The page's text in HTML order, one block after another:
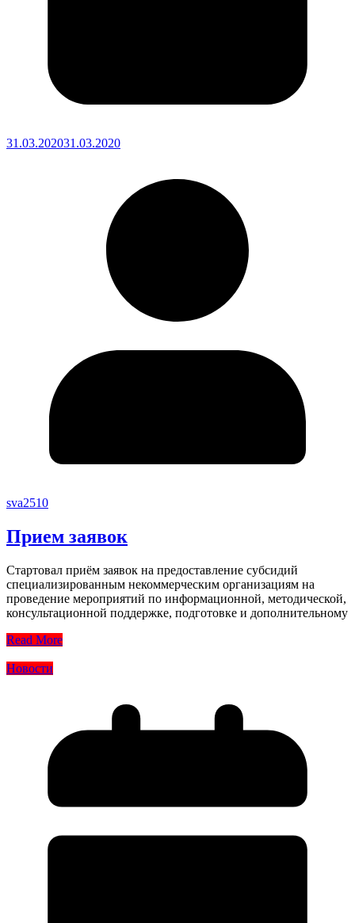
31.03.202031.03.2020
sva2510
Прием заявок
Стартовал приём заявок на предоставление субсидий
специализированным некоммерческим организациям на
проведение мероприятий по информационной, методической,
консультационной поддержке, подготовке и дополнительному
Read More
Новости